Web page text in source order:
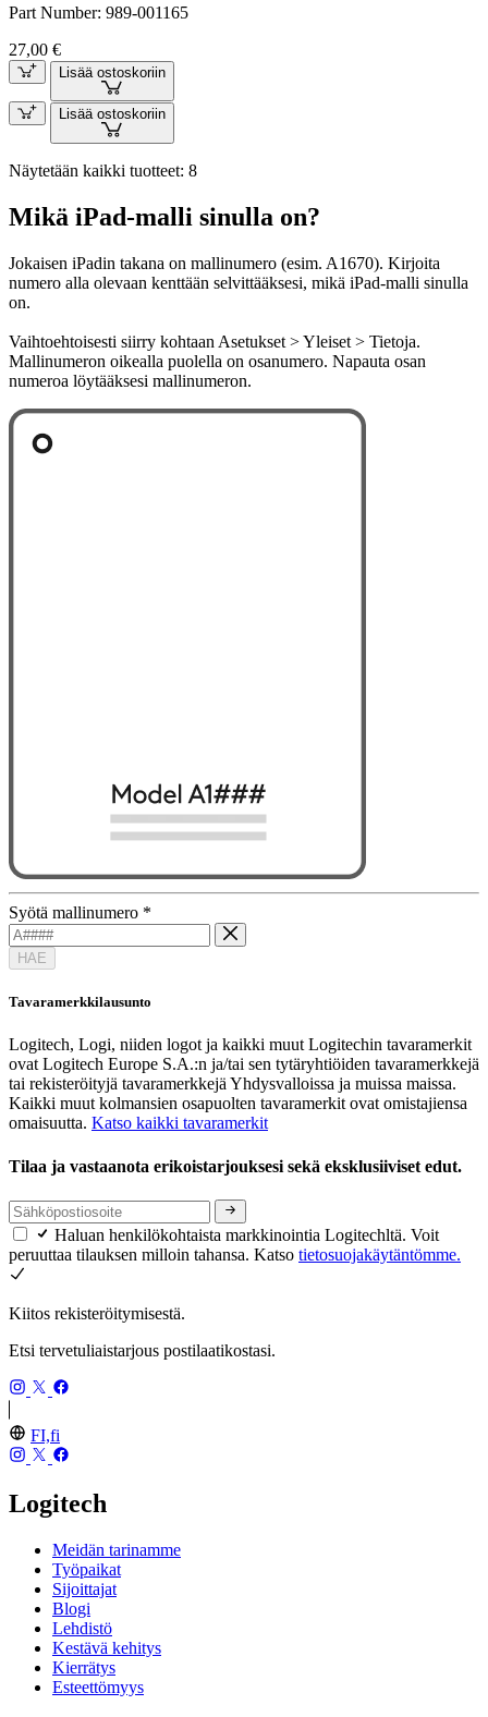
Part Number: 989-001165
27,00 €
Lisää ostoskoriin
Lisää ostoskoriin
Näytetään kaikki tuotteet: 8
Mikä iPad-malli sinulla on?
Jokaisen iPadin takana on mallinumero (esim. A1670). Kirjoita
numero alla olevaan kenttään selvittääksesi, mikä iPad-malli sinulla
on.
Vaihtoehtoisesti siirry kohtaan Asetukset > Yleiset > Tietoja.
Mallinumeron oikealla puolella on osanumero. Napauta osan
numeroa löytääksesi mallinumeron.
Syötä mallinumero *
HAE
Tavaramerkkilausunto
Logitech, Logi, niiden logot ja kaikki muut Logitechin tavaramerkit
ovat Logitech Europe S.A.:n ja/tai sen tytäryhtiöiden tavaramerkkejä
tai rekisteröityjä tavaramerkkejä Yhdysvalloissa ja muissa maissa.
Kaikki muut kolmansien osapuolten tavaramerkit ovat omistajiensa
omaisuutta. Katso kaikki tavaramerkit
Tilaa ja vastaanota erikoistarjouksesi sekä eksklusiiviset edut.
Haluan henkilökohtaista markkinointia Logitechltä. Voit
peruuttaa tilauksen milloin tahansa. Katso tietosuojakäytäntömme.
Kiitos rekisteröitymisestä.
Etsi tervetuliaistarjous postilaatikostasi.
FI,fi
Logitech
Meidän tarinamme
Työpaikat
Sijoittajat
Blogi
Lehdistö
Kestävä kehitys
Kierrätys
Esteettömyys